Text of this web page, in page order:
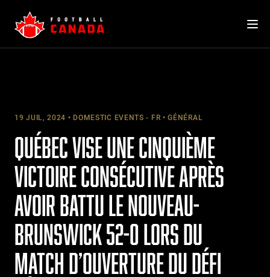
content
19 JUIL, 2024 DOMESTIC EVENTS - FR GÉNÉRAL
QUÉBEC VISE UNE CINQUIÈME
VICTOIRE CONSÉCUTIVE APRÈS
AVOIR BATTU LE NOUVEAU-
BRUNSWICK 52-0 LORS DU
MATCH D’OUVERTURE DU DÉFI